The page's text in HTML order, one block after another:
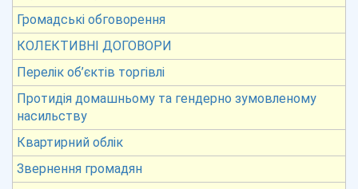
Громадські обговорення
КОЛЕКТИВНІ ДОГОВОРИ
Перелік об’єктів торгівлі
Протидія домашньому та гендерно зумовленому
насильству
Квартирний облік
Звернення громадян